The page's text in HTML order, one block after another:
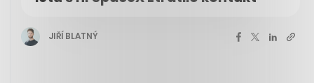
JIŘÍ BLATNÝ